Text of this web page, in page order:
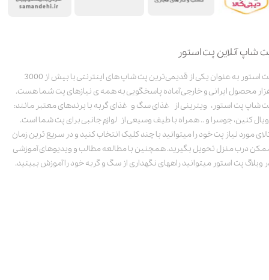
شاپ آنلاین پت استور
پت استور به عنوان یکی از قدیمی‌ترین پت شاپ های اینترنتی با بیش از 3000
محصول ایرانی و خارجی آماده پاسخگویی به همه ی نیازهای پت شما هست.
شاپ پت استور، ویترینی از غذای سگ و غذای گربه با برندهای معتبر مانند:
کنین، جوسرا و .. همراه با طیف وسیعی از لوازم جانبی برای پت شما است.
مورد نیاز پت خود را میتوانید با چند کلیک انتخاب کنید و در سریع ترین زمان
درب منزل تحویل بگیرید. همچنین با مطالعه مطالب و ویدیوهای آموزشی
وبلاگ پت استور میتوانید راههای نگهداری از سگ و گربه خود را آموزش ببینید.